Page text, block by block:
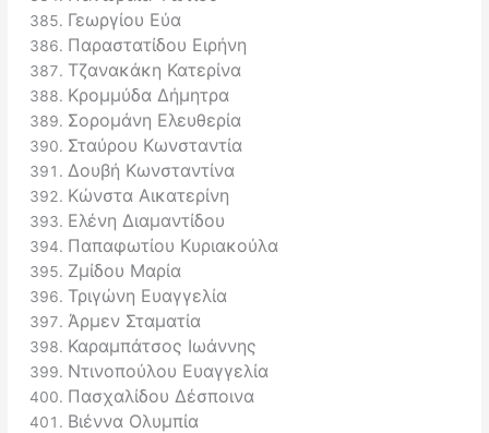
Γεωργίου Εύα
Παραστατίδου Ειρήνη
Τζανακάκη Κατερίνα
Κρομμύδα Δήμητρα
Σορομάνη Ελευθερία
Σταύρου Κωνσταντία
Δουβή Κωνσταντίνα
Κώνστα Αικατερίνη
Ελένη Διαμαντίδου
Παπαφωτίου Κυριακούλα
Ζμίδου Μαρία
Τριγώνη Ευαγγελία
Άρμεν Σταματία
Καραμπάτσος Ιωάννης
Ντινοπούλου Ευαγγελία
Πασχαλίδου Δέσποινα
Βιέννα Ολυμπία